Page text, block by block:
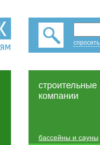
строительные
компании
бассейны и сауны